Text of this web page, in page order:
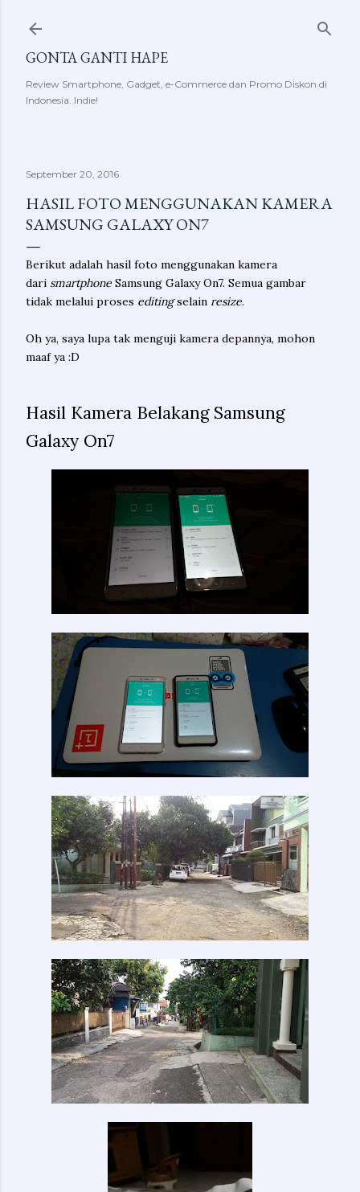
GONTA GANTI HAPE
Review Smartphone, Gadget, e-Commerce dan Promo Diskon di
Indonesia. Indie!
September 20, 2016
HASIL FOTO MENGGUNAKAN KAMERA
SAMSUNG GALAXY ON7
Berikut adalah hasil foto menggunakan kamera
dari smartphone Samsung Galaxy On7. Semua gambar
tidak melalui proses editingselain resize.
Oh ya, saya lupa tak menguji kamera depannya, mohon
maaf ya :D
Hasil Kamera Belakang Samsung
Galaxy On7